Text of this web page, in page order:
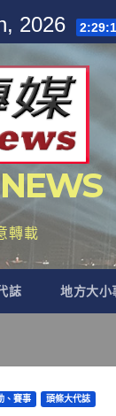
2026
轉載
誌 地方大小
、賽事 頭條大代誌